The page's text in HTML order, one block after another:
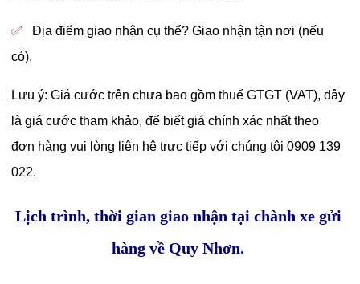
✅Địa điểm giao nhận cụ thể? Giao nhận tận nơi (nếu
có).
Lưu ý: Giá cước trên chưa bao gồm thuế GTGT (VAT), đây
là giá cước tham khảo, để biết giá chính xác nhất theo
đơn hàng vui lòng liên hệ trực tiếp với chúng tôi 0909 139
022.
Lịch trình, thời gian giao nhận tại chành xe gửi
hàng về Quy Nhơn.